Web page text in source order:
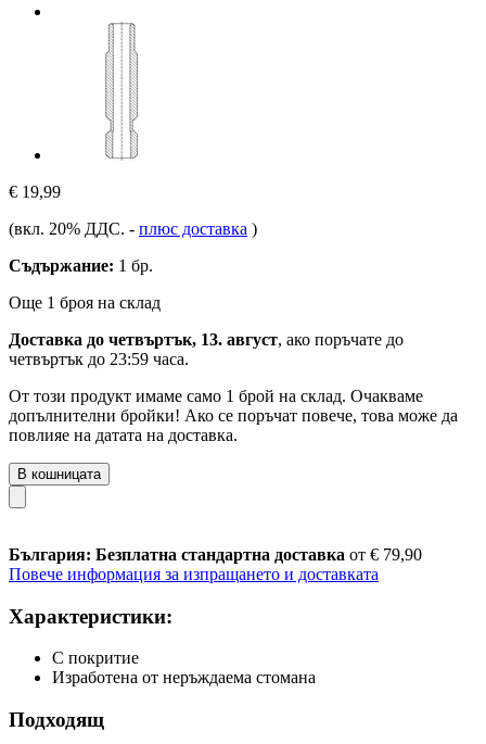
€ 19,99
(вкл. 20% ДДС. - плюс доставка )
Съдържание: 1 бр.
Още 1 броя на склад
Доставка до четвъртък, 13. август, ако поръчате до
четвъртък до 23:59 часа.
От този продукт имаме само 1 брой на склад. Очакваме
допълнителни бройки! Ако се поръчат повече, това може да
повлияе на датата на доставка.
В кошницата
България: Безплатна стандартна доставка от € 79,90
Повече информация за изпращането и доставката
Характеристики:
С покритие
Изработена от неръждаема стомана
Подходящ